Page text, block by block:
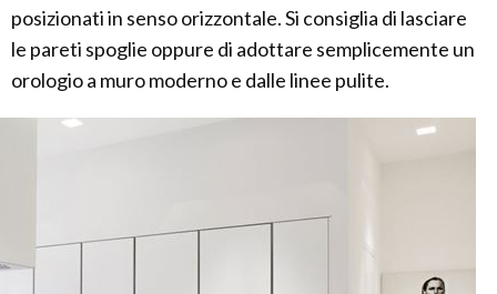
posizionati in senso orizzontale. Si consiglia di lasciare
le pareti spoglie oppure di adottare semplicemente un
orologio a muro moderno e dalle linee pulite.